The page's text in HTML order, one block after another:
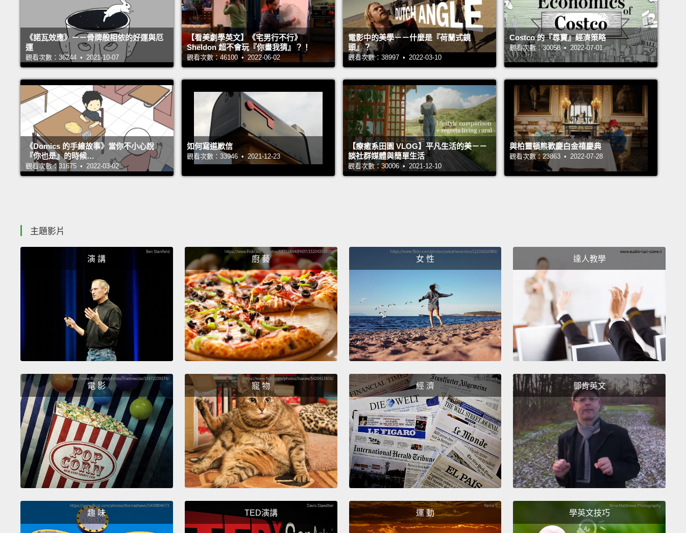
翻譯：Angela Ma
#希平方學英文 #道地英文說法 #DJ
《諾瓦效應》－－骨牌般相依的好運與厄
運
觀看次數：36244 • 2021-10-07
【看美劇學英文】《宅男行不行》
Sheldon 超不會玩『你畫我猜』？！
觀看次數：46100 • 2022-06-02
電影中的美學－－什麼是『荷蘭式鏡
頭』？
觀看次數：38997 • 2022-03-10
Costco 的『尋寶』經濟策略
觀看次數：30058 • 2022-07-01
《Domics 的手繪故事》當你不小心說
『你也是』的時候…
觀看次數：31675 • 2022-03-02
如何寫道歉信
觀看次數：33946 • 2021-12-23
【療癒系田園 VLOG】平凡生活的美－－
談社群媒體與簡單生活
觀看次數：30006 • 2021-12-10
與柏靈頓熊歡慶白金禧慶典
觀看次數：23863 • 2022-07-28
主題影片
演 講 廚 藝 女 性 達人教學
電 影 寵 物 經 濟 鄧肯英文
趣 味 TED演講 運 動 學英文技巧